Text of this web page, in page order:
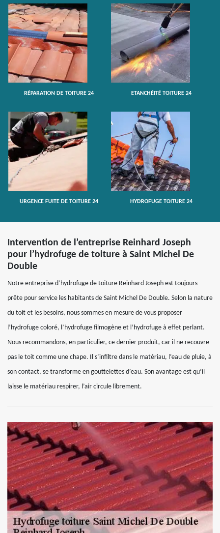
RÉPARATION DE TOITURE 24 ETANCHÉITÉ TOITURE 24
URGENCE FUITE DE TOITURE 24 HYDROFUGE TOITURE 24
Intervention de l’entreprise Reinhard Joseph
pour l’hydrofuge de toiture à Saint Michel De
Double
Notre entreprise d’hydrofuge de toiture Reinhard Joseph est toujours
prête pour service les habitants de Saint Michel De Double. Selon la nature
du toit et les besoins, nous sommes en mesure de vous proposer
l’hydrofuge coloré, l’hydrofuge filmogène et l’hydrofuge à effet perlant.
Nous recommandons, en particulier, ce dernier produit, car il ne recouvre
pas le toit comme une chape. Il s’infiltre dans le matériau, l’eau de pluie, à
son contact, se transforme en gouttelettes d’eau. Son avantage est qu’il
laisse le matériau respirer, l’air circule librement.